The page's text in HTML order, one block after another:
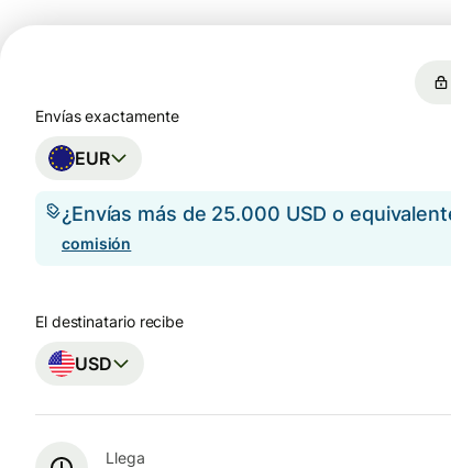
Envías exactamente
EUR
¿Envías más de 25.000 USD o
comisión
El destinatario recibe
USD
Llega